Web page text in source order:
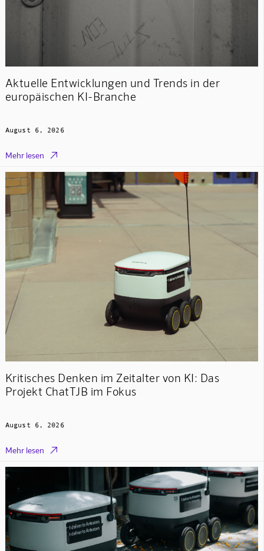
Aktuelle Entwicklungen und Trends in der
europäischen KI-Branche
August 6, 2026
Mehr lesen 
Kritisches Denken im Zeitalter von KI: Das
Projekt ChatTJB im Fokus
August 6, 2026
Mehr lesen 